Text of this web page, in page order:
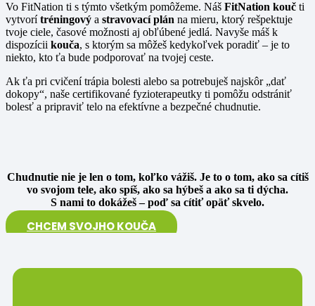
Vo FitNation ti s týmto všetkým pomôžeme. Náš FitNation kouč ti
vytvorítréningový a stravovací plán na mieru, ktorý rešpektuje
tvoje ciele, časové možnosti aj obľúbené jedlá. Navyše máš k
dispozícii kouča, s ktorým sa môžeš kedykoľvek poradiť – je to
niekto, kto ťa bude podporovať na tvojej ceste.
Ak ťa pri cvičení trápia bolesti alebo sa potrebuješ najskôr „dať
dokopy“, naše certifikované fyzioterapeutky ti pomôžu odstrániť
bolesť a pripraviť telo na efektívne a bezpečné chudnutie.
Chudnutie nie je len o tom, koľko vážiš. Je to o tom, ako sa cítiš
vo svojom tele, ako spíš, ako sa hýbeš a ako sa ti dýcha.
S nami to dokážeš – poď sa cítiť opäť skvelo.
CHCEM SVOJHO KOUČA